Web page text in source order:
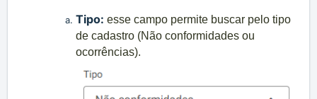
Tipo: esse campo permite buscar pelo tipo
de cadastro (Não conformidades ou
ocorrências).